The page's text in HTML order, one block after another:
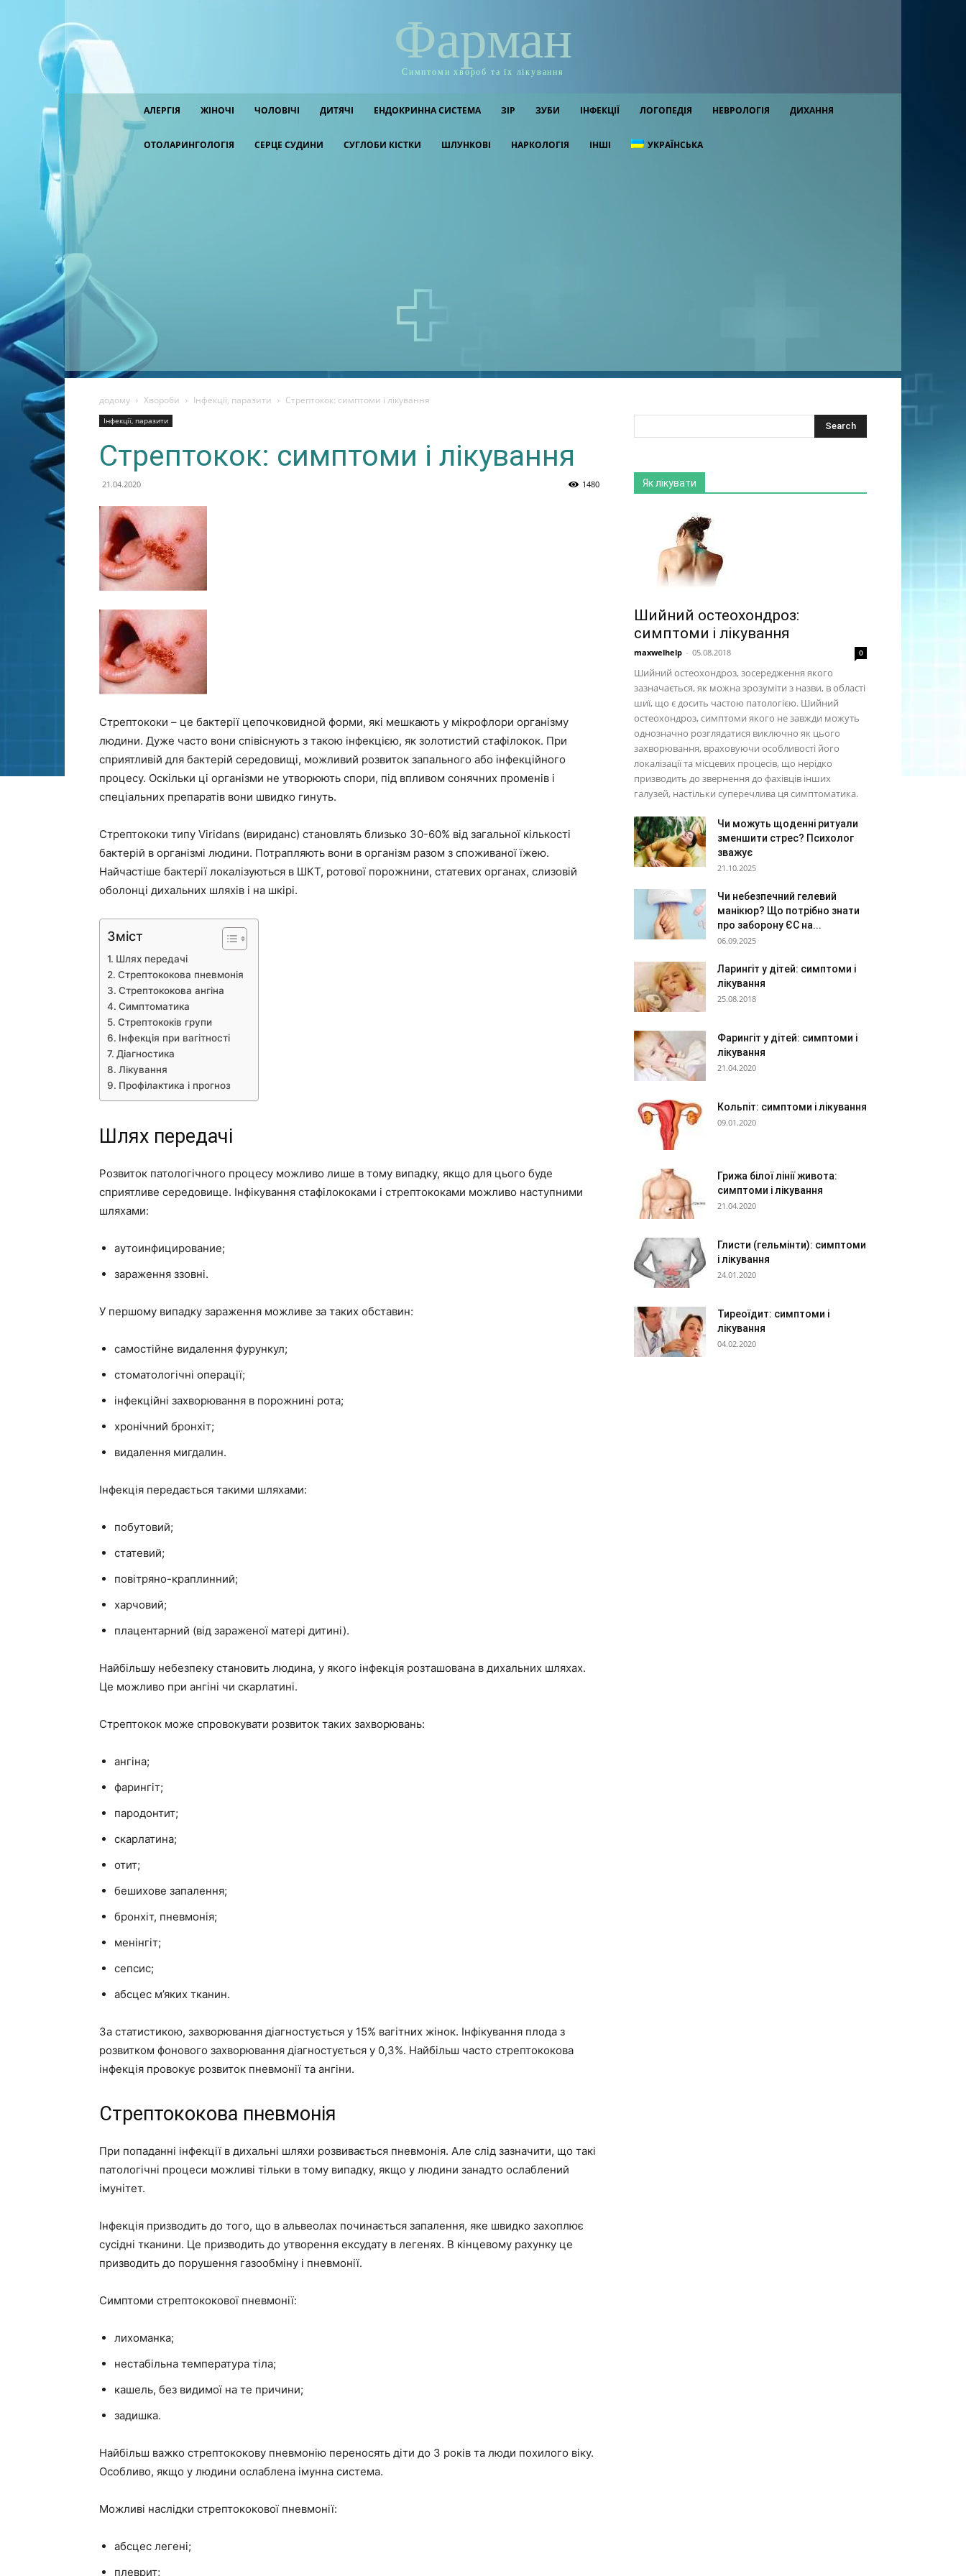
Фарман
Симптоми хвороб та їх лікування
АЛЕРГІЯ ЖІНОЧІ ЧОЛОВІЧІ ДИТЯЧІ ЕНДОКРИННА СИСТЕМА ЗІР ЗУБИ ІНФЕКЦІЇ ЛОГОПЕДІЯ НЕВРОЛОГІЯ ДИХАННЯ
ОТОЛАРИНГОЛОГІЯ СЕРЦЕ СУДИНИ СУГЛОБИ КІСТКИ ШЛУНКОВІ НАРКОЛОГІЯ ІНШІ УКРАЇНСЬКА
додому Хвороби Інфекції, паразити Стрептокок: симптоми і лікування
Інфекції, паразити
Стрептокок: симптоми і лікування
21.04.2020 1480
Стрептококи – це бактерії цепочковидной форми, які мешкають у мікрофлори організму
людини. Дуже часто вони співіснують з такою інфекцією, як золотистий стафілокок. При
сприятливій для бактерій середовищі, можливий розвиток запального або інфекційного
процесу. Оскільки ці організми не утворюють спори, під впливом сонячних променів і
спеціальних препаратів вони швидко гинуть.
Стрептококи типу Viridans (вириданс) становлять близько 30-60% від загальної кількості
бактерій в організмі людини. Потрапляють вони в організм разом з споживаної їжею.
Найчастіше бактерії локалізуються в ШКТ, ротової порожнини, статевих органах, слизовій
оболонці дихальних шляхів і на шкірі.
Зміст
Шлях передачі
Стрептококова пневмонія
Стрептококова ангіна
Симптоматика
Стрептококів групи
Інфекція при вагітності
Діагностика
Лікування
Профілактика і прогноз
Шлях передачі
Розвиток патологічного процесу можливо лише в тому випадку, якщо для цього буде
сприятливе середовище. Інфікування стафілококами і стрептококами можливо наступними
шляхами:
аутоинфицирование;
зараження ззовні.
У першому випадку зараження можливе за таких обставин:
самостійне видалення фурункул;
стоматологічні операції;
інфекційні захворювання в порожнині рота;
хронічний бронхіт;
видалення мигдалин.
Інфекція передається такими шляхами:
побутовий;
статевий;
повітряно-краплинний;
харчовий;
плацентарний (від зараженої матері дитині).
Найбільшу небезпеку становить людина, у якого інфекція розташована в дихальних шляхах.
Це можливо при ангіні чи скарлатині.
Стрептокок може спровокувати розвиток таких захворювань:
ангіна;
фарингіт;
пародонтит;
скарлатина;
отит;
бешихове запалення;
бронхіт, пневмонія;
менінгіт;
сепсис;
абсцес м’яких тканин.
За статистикою, захворювання діагностується у 15% вагітних жінок. Інфікування плода з
розвитком фонового захворювання діагностується у 0,3%. Найбільш часто стрептококова
інфекція провокує розвиток пневмонії та ангіни.
Стрептококова пневмонія
При попаданні інфекції в дихальні шляхи розвивається пневмонія. Але слід зазначити, що такі
патологічні процеси можливі тільки в тому випадку, якщо у людини занадто ослаблений
імунітет.
Інфекція призводить до того, що в альвеолах починається запалення, яке швидко захоплює
сусідні тканини. Це призводить до утворення ексудату в легенях. В кінцевому рахунку це
призводить до порушення газообміну і пневмонії.
Симптоми стрептококової пневмонії:
лихоманка;
нестабільна температура тіла;
кашель, без видимої на те причини;
задишка.
Найбільш важко стрептококову пневмонію переносять діти до 3 років та люди похилого віку.
Особливо, якщо у людини ослаблена імунна система.
Можливі наслідки стрептококової пневмонії:
абсцес легені;
плеврит;
Як лікувати
Шийний остеохондроз:
симптоми і лікування
maxwelhelp - 05.08.2018 0
Шийний остеохондроз, зосередження якого
зазначається, як можна зрозуміти з назви, в області
шиї, що є досить частою патологією. Шийний
остеохондроз, симптоми якого не завжди можуть
однозначно розглядатися виключно як цього
захворювання, враховуючи особливості його
локалізації та місцевих процесів, що нерідко
призводить до звернення до фахівців інших
галузей, настільки суперечлива ця симптоматика.
Чи можуть щоденні ритуали
зменшити стрес? Психолог
зважує
21.10.2025
Чи небезпечний гелевий
манікюр? Що потрібно знати
про заборону ЄС на...
06.09.2025
Ларингіт у дітей: симптоми і
лікування
25.08.2018
Фарингіт у дітей: симптоми і
лікування
21.04.2020
Кольпіт: симптоми і лікування
09.01.2020
Грижа білої лінії живота:
симптоми і лікування
21.04.2020
Глисти (гельмінти): симптоми
і лікування
24.01.2020
Тиреоїдит: симптоми і
лікування
04.02.2020